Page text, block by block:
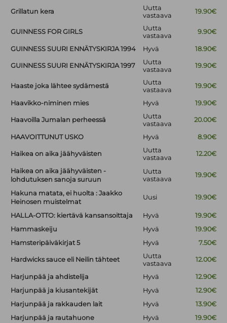
Grillatun kera
Uutta
vastaava
19.90€
GUINNESS FOR GIRLS
Uutta
vastaava
9.90€
GUINNESS SUURI ENNÄTYSKIRJA 1994 Hyvä 18.90€
GUINNESS SUURI ENNÄTYSKIRJA 1997
Uutta
vastaava
19.90€
Haaste joka lähtee sydämestä
Uutta
vastaava
19.90€
Haavikko-niminen mies Hyvä 19.90€
Haavoilla Jumalan perheessä
Uutta
vastaava
20.00€
HAAVOITTUNUT USKO Hyvä 8.90€
Haikea on aika jäähyväisten
Uutta
vastaava
12.20€
Haikea on aika jäähyväisten -
lohdutuksen sanoja suruun
Uutta
vastaava
19.90€
Hakuna matata, ei huolta : Jaakko
Heinosen muistelmat
Uusi 19.90€
HALLA-OTTO: kiertävä kansansoittaja Hyvä
19.90€
Hammaskeiju
Hyvä
19.90€
Hamsteripäiväkirjat 5
Hyvä 7.50€
Hardwicks sauce eli Neilin tähteet
Uutta
vastaava
12.00€
Harjunpää ja ahdistelija Hyvä
12.90€
Harjunpää ja kiusantekijät
Hyvä
12.90€
Harjunpää ja rakkauden lait
Hyvä
13.90€
Harjunpää ja rautahuone
Hyvä
19.90€